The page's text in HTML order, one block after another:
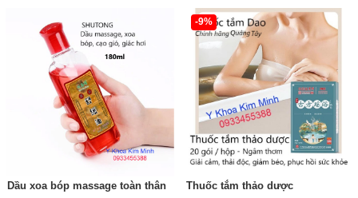
Dầu xoa bóp massage toàn thân
-9%
Thuốc tắm thảo dược